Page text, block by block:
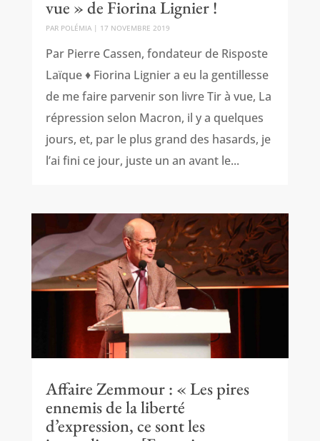
vue » de Fiorina Lignier !
PAR POLÉMIA| 17 NOVEMBRE 2019
Par Pierre Cassen, fondateur de Risposte
Laïque ♦ Fiorina Lignier a eu la gentillesse
de me faire parvenir son livre Tir à vue, La
répression selon Macron, il y a quelques
jours, et, par le plus grand des hasards, je
l’ai fini ce jour, juste un an avant le...
Affaire Zemmour : « Les pires
ennemis de la liberté
d’expression, ce sont les